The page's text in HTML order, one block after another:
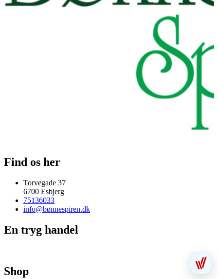
Find os her
Torvegade 37
6700 Esbjerg
75136033
info@bønnespiren.dk
En tryg handel
Shop